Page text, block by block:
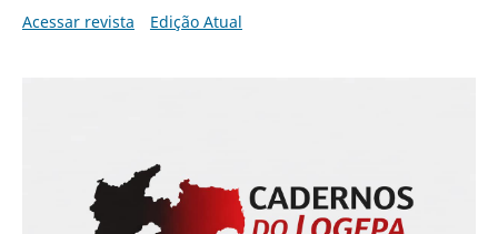
Acessar revista
Edição Atual